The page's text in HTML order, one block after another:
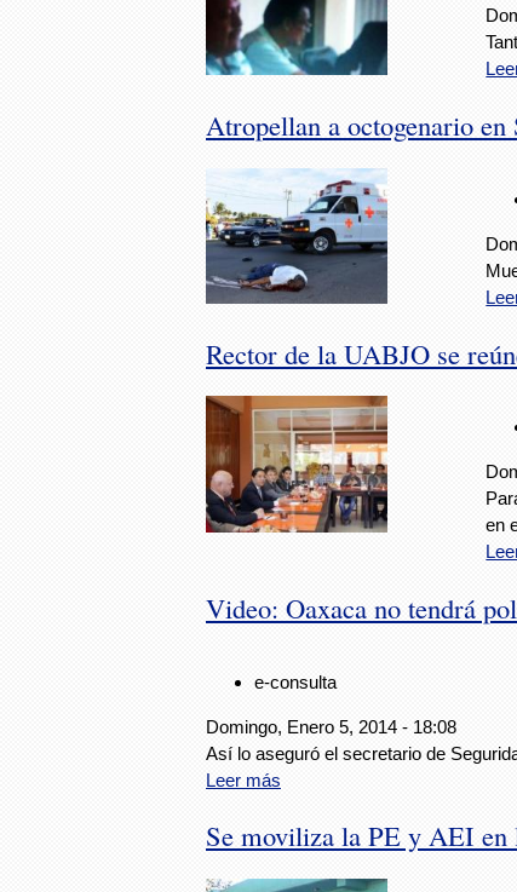
Atropellan a octogenario
Rector de la UABJO se
en
Video: Oaxaca no tendrá
e-consulta
Domingo, Enero 5, 2014 - 18:08
Así lo aseguró el secretario de
Leer más
Se moviliza la PE y AEI en